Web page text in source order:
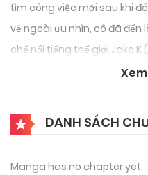
tìm công việc mới sau khi
vẻ ngoài ưu nhìn, cô đã
chế nổi tiếng thế giới
ương). Vì vài lý do mà anh
dễ dàng vượt qua không?
DANH SÁCH
Manga has no chapter yet.